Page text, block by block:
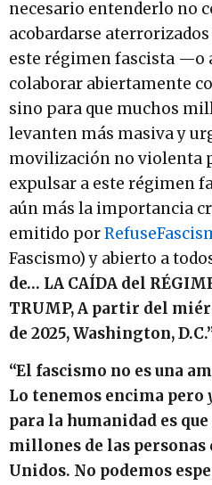
necesario entenderlo no
acobardarse
este régimen fascista —o
colaborar abiertamente
sino para que muchos
levanten más masiva y
movilización no violenta
expulsar a este régimen
aún más la importancia
emitido por
Fascismo) y abierto a
de… LA CAÍDA del
TRUMP, A partir del
de 2025, Washington,
“El fascismo no es una
Lo tenemos encima pero
para la humanidad es
millones de las personas
Unidos. No podemos